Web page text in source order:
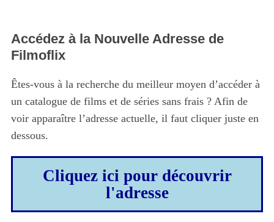
Accédez à la Nouvelle Adresse de
Filmoflix
Êtes-vous à la recherche du meilleur moyen d’accéder à
un catalogue de films et de séries sans frais ? Afin de
voir apparaître l’adresse actuelle, il faut cliquer juste en
dessous.
Cliquez ici pour découvrir
l'adresse